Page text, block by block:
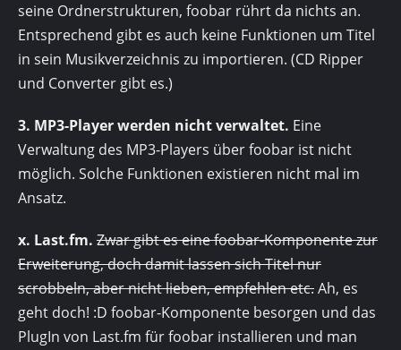
seine Ordnerstrukturen, foobar rührt da nichts an.
Entsprechend gibt es auch keine Funktionen um Titel
in sein Musikverzeichnis zu importieren. (CD Ripper
und Converter gibt es.)
3. MP3-Player werden nicht verwaltet. Eine
Verwaltung des MP3-Players über foobar ist nicht
möglich. Solche Funktionen existieren nicht mal im
Ansatz.
x. Last.fm. Zwar gibt es eine foobar-Komponente zur
Erweiterung, doch damit lassen sich Titel nur
scrobbeln, aber nicht lieben, empfehlen etc.Ah, es
geht doch! :D foobar-Komponente besorgen und das
PlugIn von Last.fm für foobar installieren und man